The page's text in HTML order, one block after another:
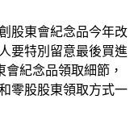
股東會紀念品今年改
要特別留意最後買進
會紀念品領取細節，
零股股東領取方式一